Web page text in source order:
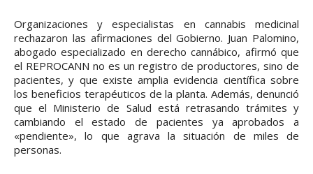
Organizaciones y especialistas en cannabis medicinal
rechazaron las afirmaciones del Gobierno. Juan Palomino,
abogado especializado en derecho cannábico, afirmó que
el REPROCANN no es un registro de productores, sino de
pacientes, y que existe amplia evidencia científica sobre
los beneficios terapéuticos de la planta. Además, denunció
que el Ministerio de Salud está retrasando trámites y
cambiando el estado de pacientes ya aprobados a
«pendiente», lo que agrava la situación de miles de
personas.